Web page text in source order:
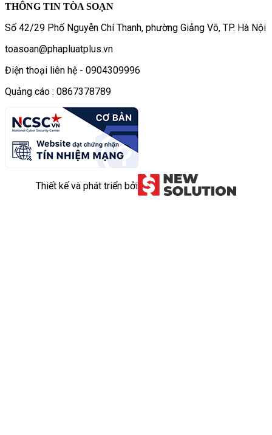
THÔNG TIN TÒA SOẠN
Số 42/29 Phố Nguyễn Chí Thanh, phường Giảng Võ, TP. Hà Nội
toasoan@phapluatplus.vn
Điện thoại liên hệ - 0904309996
Quảng cáo : 0867378789
Thiết kế và phát triển bởi